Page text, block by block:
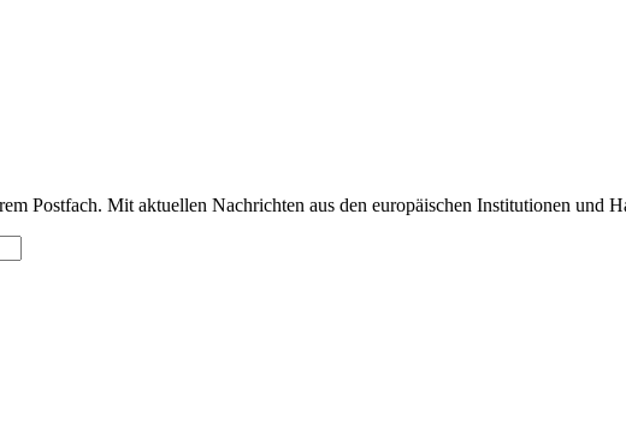
Postfach. Mit aktuellen Nachrichten aus den europäischen Institutionen und